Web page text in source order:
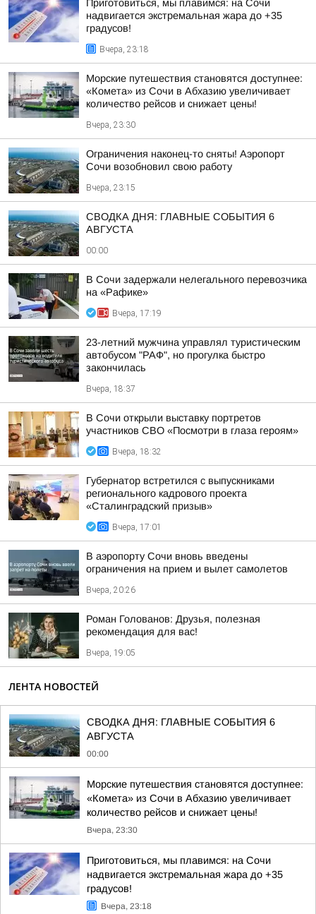
Приготовиться, мы плавимся: на Сочи
надвигается экстремальная жара до +35
градусов!
Вчера, 23:18
Морские путешествия становятся доступнее:
«Комета» из Сочи в Абхазию увеличивает
количество рейсов и снижает цены!
Вчера, 23:30
Ограничения наконец-то сняты! Аэропорт
Сочи возобновил свою работу
Вчера, 23:15
СВОДКА ДНЯ: ГЛАВНЫЕ СОБЫТИЯ 6
АВГУСТА
00:00
В Сочи задержали нелегального перевозчика
на «Рафике»
Вчера, 17:19
23-летний мужчина управлял туристическим
автобусом "РАФ", но прогулка быстро
закончилась
Вчера, 18:37
В Сочи открыли выставку портретов
участников СВО «Посмотри в глаза героям»
Вчера, 18:32
Губернатор встретился с выпускниками
регионального кадрового проекта
«Сталинградский призыв»
Вчера, 17:01
В аэропорту Сочи вновь введены
ограничения на прием и вылет самолетов
Вчера, 20:26
Роман Голованов: Друзья, полезная
рекомендация для вас!
Вчера, 19:05
ЛЕНТА НОВОСТЕЙ
СВОДКА ДНЯ: ГЛАВНЫЕ СОБЫТИЯ 6
АВГУСТА
00:00
Морские путешествия становятся доступнее:
«Комета» из Сочи в Абхазию увеличивает
количество рейсов и снижает цены!
Вчера, 23:30
Приготовиться, мы плавимся: на Сочи
надвигается экстремальная жара до +35
градусов!
Вчера, 23:18